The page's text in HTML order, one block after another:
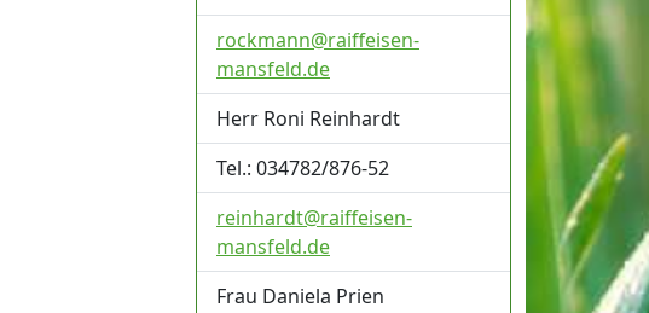
rockmann@raiffeisen-
mansfeld.de
Herr Roni Reinhardt
Tel.: 034782/876-52
reinhardt@raiffeisen-
mansfeld.de
Frau Daniela Prien